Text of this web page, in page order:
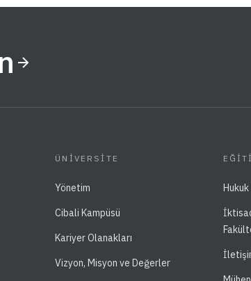
ÜNIVERSITE
Yönetim
Cibali Kampüsü
Kariyer Olanakları
Vizyon, Misyon ve Değerler